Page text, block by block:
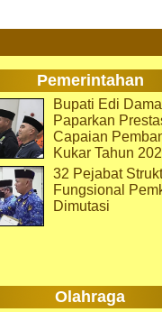
Pemerintahan
Bupati Edi
Paparkan
Capaian
Kukar Tahun
32 Pejabat
Fungsional
Dimutasi
Olahraga